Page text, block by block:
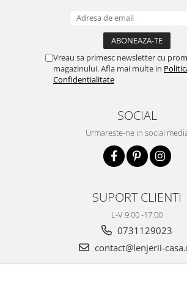
Vreau sa primesc newsletter cu
magazinului. Afla mai multe in
Confidentialitate
SOCIAL
Urmareste-ne in social
SUPORT CLIENTI
L-V 9:00 -17:00
0731129023
contact@lenjerii-